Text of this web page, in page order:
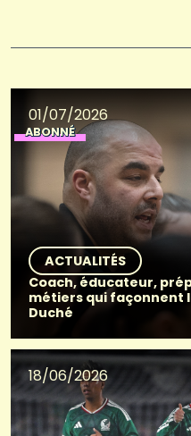
01/07/2026
ABONNÉ
ACTUALITÉS
Coach, éducateur,
métiers qui façonnent
Duché
18/06/2026